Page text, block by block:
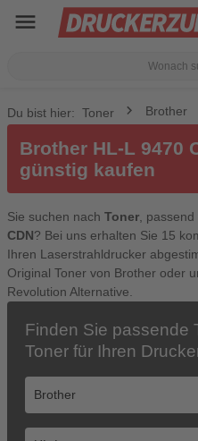
menu
Du bist hier: Toner Brother
Brother HL-L 9470
günstig kaufen
Sie suchen nach Toner ,
CDN? Bei uns erhalten Sie 15
Ihren Laserstrahldrucker
Original Toner von Brother oder
Revolution Alternative.
Finden Sie passende
Toner für Ihren